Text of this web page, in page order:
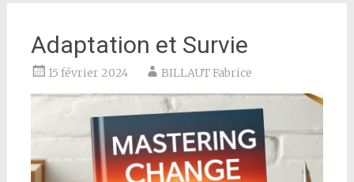
Adaptation et Survie
15 février 2024 BILLAUT Fabrice